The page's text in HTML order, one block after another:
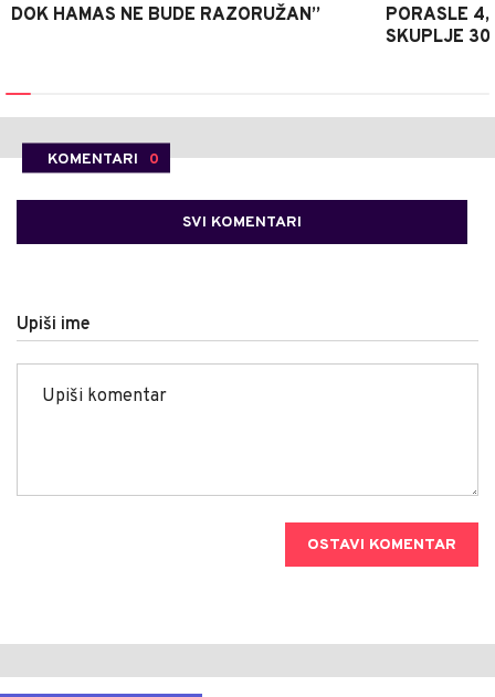
DOK HAMAS NE BUDE RAZORUŽAN”
PORASLE
SKUPLJE 30
KOMENTARI 0
SVI KOMENTARI
Upiši ime
OSTAVI KOMENTAR